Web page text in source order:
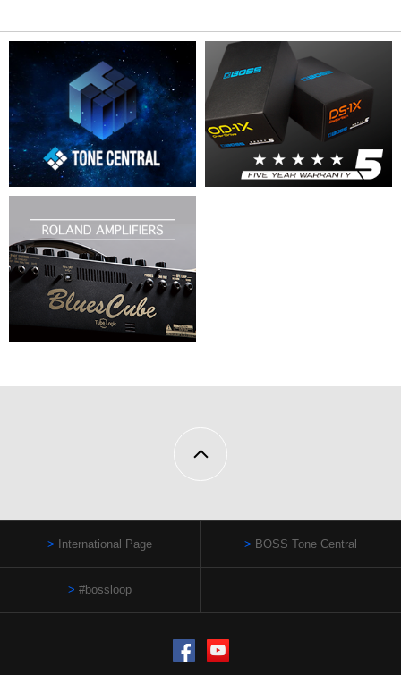
International Page BOSS Tone Central
#bossloop
Facebook